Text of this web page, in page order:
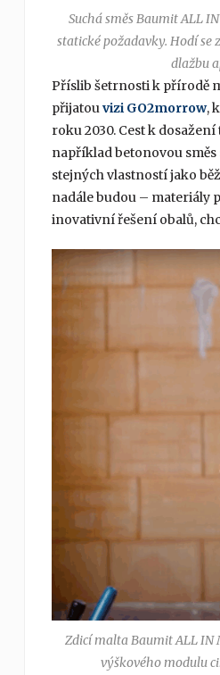
Suchá směs Baumit ALL
statické požadavky. Hodí se
dlažbu
Příslib šetrnosti k přírodě
přijatouvizi GO2morrow,
roku 2030. Cest k
například betonovou
stejných vlastností jako
nadále budou – materiály
inovativní řešení obalů,
Zdicí malta Baumit ALL IN
výškového modulu